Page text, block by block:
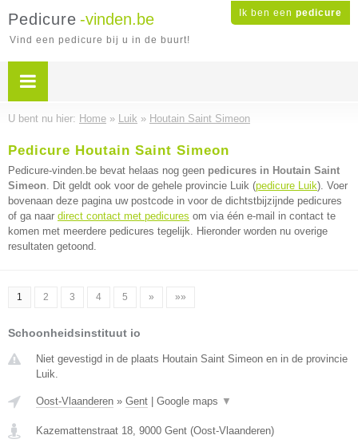
Ik ben een pedicure
Pedicure -vinden.be
Vind een pedicure bij u in de buurt!
U bent nu hier: Home » Luik » Houtain Saint Simeon
Pedicure Houtain Saint Simeon
Pedicure-vinden.be bevat helaas nog geen pedicures in Houtain Saint
Simeon. Dit geldt ook voor de gehele provincie Luik (pedicure Luik). Voer
bovenaan deze pagina uw postcode in voor de dichtstbijzijnde pedicures
of ga naar direct contact met pedicures om via één e-mail in contact te
komen met meerdere pedicures tegelijk. Hieronder worden nu overige
resultaten getoond.
1 2 3 4 5 » »»
Schoonheidsinstituut io
Niet gevestigd in de plaats Houtain Saint Simeon en in de provincie
Luik.
Oost-Vlaanderen » Gent Google maps ▼
Kazemattenstraat 18, 9000 Gent (Oost-Vlaanderen)